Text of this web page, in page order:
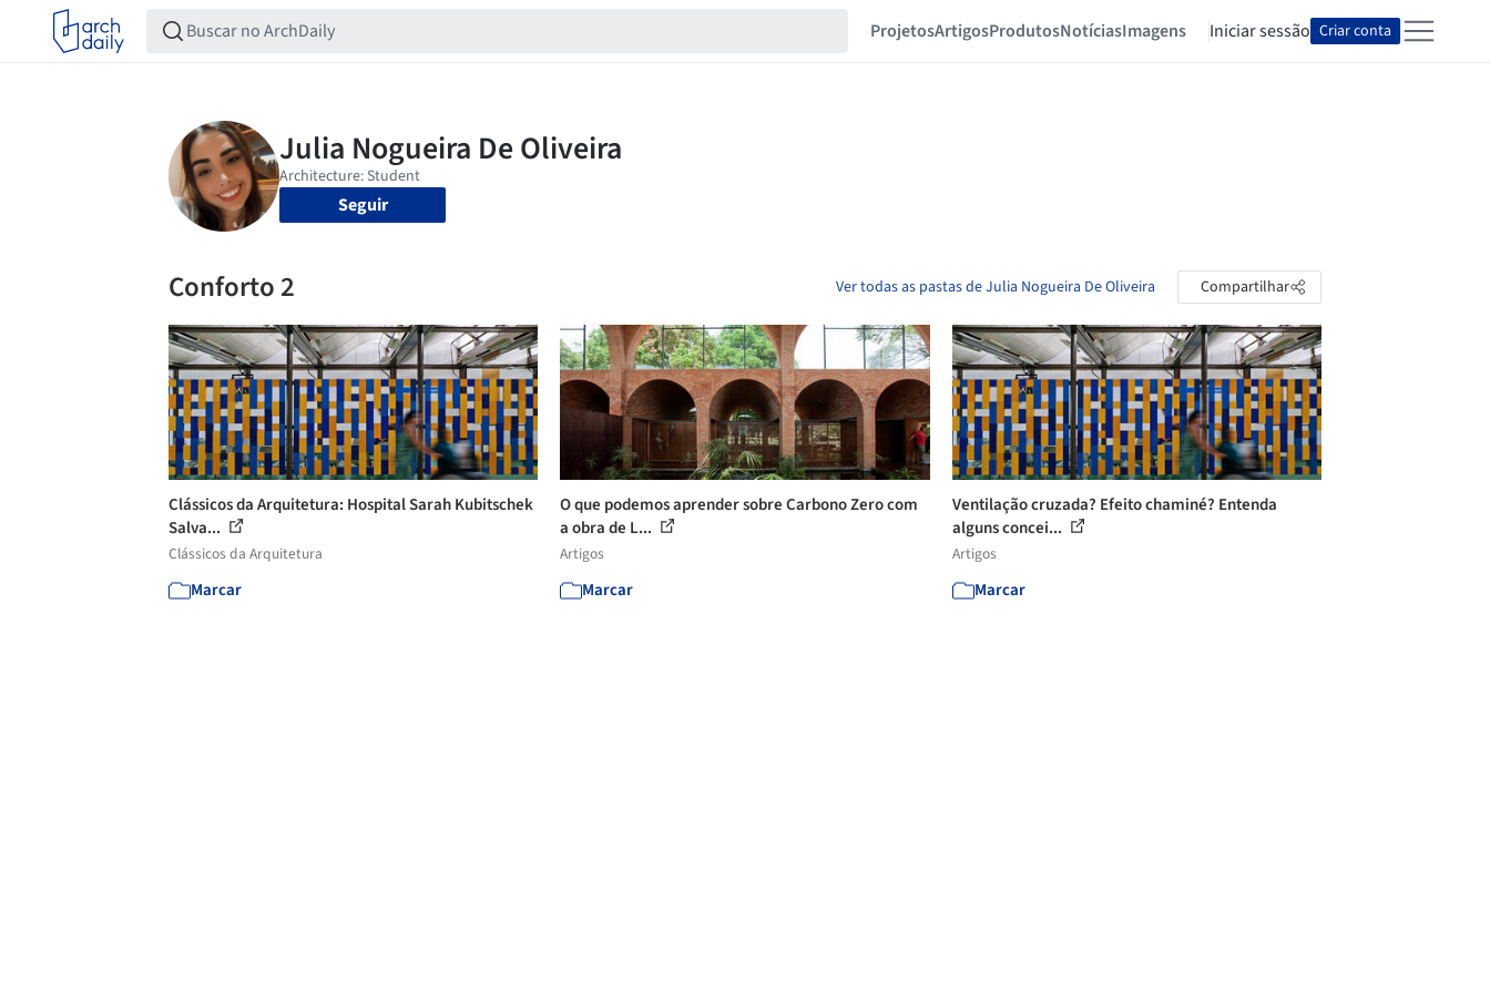
ProjetosArtigosProdutosNotíciasImagens Iniciar sessão Criar conta
Seguir
Conforto 2 Ver todas as pastas de Julia Nogueira De Oliveira Compartilhar
Clássicos da Arquitetura: Hospital Sarah Kubitschek
Salva...
Clássicos da Arquitetura
Marcar
O que podemos aprender sobre Carbono Zero com
a obra de L...
Artigos
Marcar
Ventilação cruzada? Efeito chaminé? Entenda
alguns concei...
Artigos
Marcar